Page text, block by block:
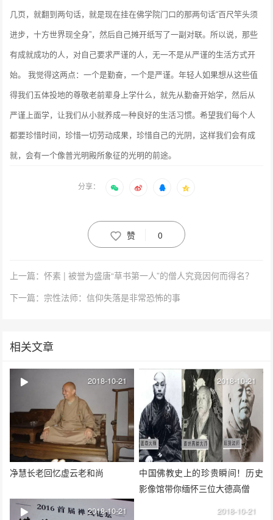
几页，就翻到两句话，就是现在挂在佛学院门口的那两句话“百尺竿头须
进步，十方世界现全身”，然后自己摊开纸写了一副对联。所以说，那些
有成就成功的人，对自己要求严谨的人，无一不是从严谨的生活方式开
始。 我觉得这两点：一个是勤奋，一个是严谨。年轻人如果想从这些值
得我们五体投地的尊敬老前辈身上学什么，就先从勤奋开始学，然后从
严谨上面学，让我们从小就养成一种良好的生活习惯。希望我们每个人
都要珍惜时间，珍惜一切劳动成果，珍惜自己的光阴，这样我们会有成
就，会有一个像普光明殿所象征的光明的前途。
分享：
赞 0
上一篇：怀素 | 被誉为盛唐“草书第一人”的僧人究竟因何而得名？
下一篇：宗性法师：信仰失落是非常恐怖的事
相关文章
净慧长老回忆虚云老和尚
2018-10-21
中国佛教史上的珍贵瞬间！历史
影像馆带你缅怀三位大德高僧
2018-10-21
2018-10-21 2018-10-21